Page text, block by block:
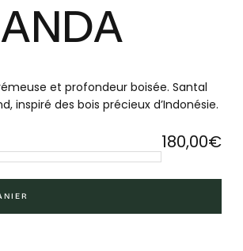
et profondeur boisée. Santal
des bois précieux d’Indonésie.
180,00€
Prix
régulier
180,00€